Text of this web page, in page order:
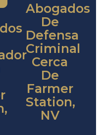
Abogados
De
Defensa
Criminal
Cerca
De
Farmer
Station,
NV